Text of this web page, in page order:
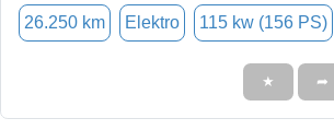
26.250 km Elektro 115 kw (156 PS)
★ ➦